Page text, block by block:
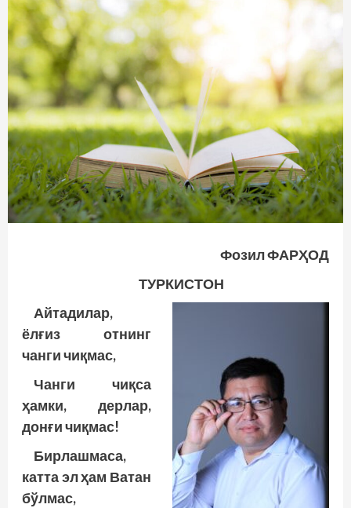
Фозил ФАРҲОД
ТУРКИСТОН
Айтадилар,
ёлғиз отнинг
чанги чиқмас,
Чанги чиқса
ҳамки, дерлар,
донғи чиқмас!
Бирлашмаса,
катта эл ҳам Ватан
бўлмас,